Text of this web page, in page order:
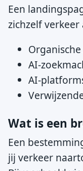
Een
zichzelf
AI-
AI-
Wat is een
Een
jij verkeer